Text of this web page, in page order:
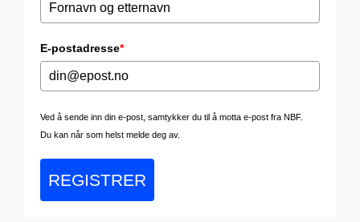
E-postadresse*
Ved å sende inn din e-post, samtykker du til å motta e-post fra NBF.
Du kan når som helst melde deg av.
REGISTRER